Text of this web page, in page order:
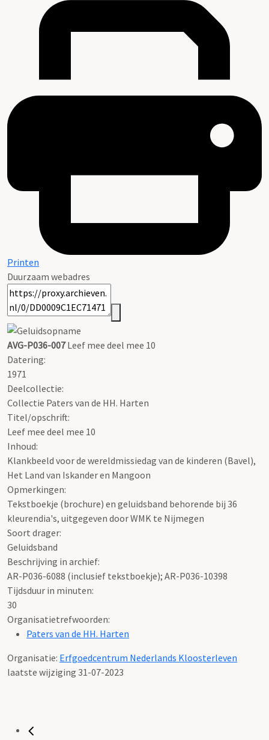
Printen
Duurzaam webadres
AVG-P036-007Leef mee deel mee 10
Datering:
1971
Deelcollectie:
Collectie Paters van de HH. Harten
Titel/opschrift:
Leef mee deel mee 10
Inhoud:
Klankbeeld voor de wereldmissiedag van de kinderen (Bavel),
Het Land van Iskander en Mangoon
Opmerkingen:
Tekstboekje (brochure) en geluidsband behorende bij 36
kleurendia's, uitgegeven door WMK te Nijmegen
Soort drager:
Geluidsband
Beschrijving in archief:
AR-P036-6088 (inclusief tekstboekje); AR-P036-10398
Tijdsduur in minuten:
30
Organisatietrefwoorden:
Paters van de HH. Harten
Organisatie: Erfgoedcentrum Nederlands Kloosterleven
laatste wijziging 31-07-2023